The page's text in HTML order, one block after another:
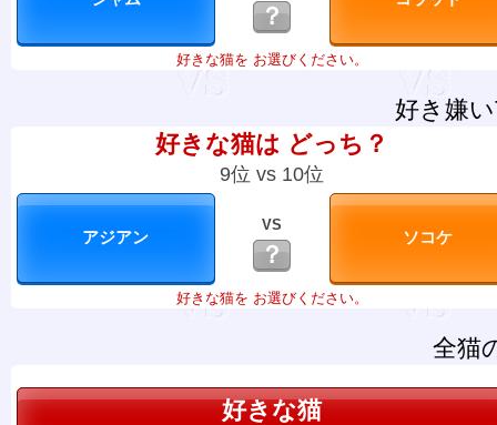
？
好きな猫を お選びください。
好き嫌
好きな猫は どっち？
9位 vs 10位
VS
？
好きな猫を お選びください。
全猫
好きな猫